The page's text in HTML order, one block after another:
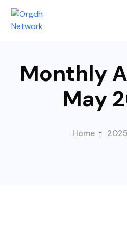
Monthly
May
Home 2025